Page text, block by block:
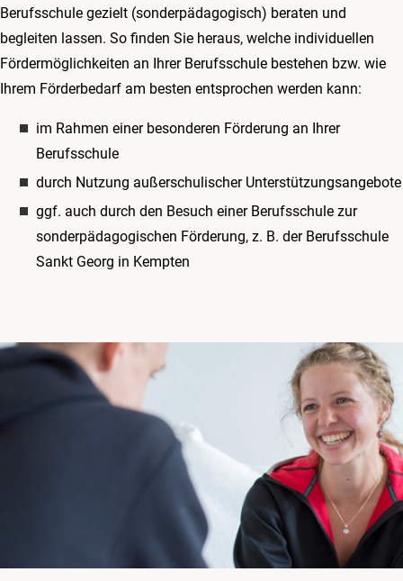
Berufsschule gezielt (sonderpädagogisch) beraten und
begleiten lassen. So finden Sie heraus, welche individuellen
Fördermöglichkeiten an Ihrer Berufsschule bestehen bzw. wie
Ihrem Förderbedarf am besten entsprochen werden kann:
im Rahmen einer besonderen Förderung an Ihrer
Berufsschule
durch Nutzung außerschulischer Unterstützungsangebote
ggf. auch durch den Besuch einer Berufsschule zur
sonderpädagogischen Förderung, z. B. der Berufsschule
Sankt Georg in Kempten